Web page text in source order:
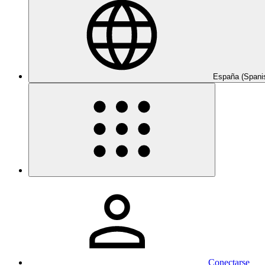
España
Conectarse